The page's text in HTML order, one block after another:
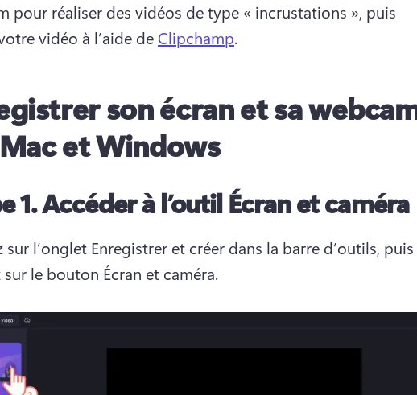
pour réaliser des vidéos de type « incrustations », puis
vidéo à l’aide de Clipchamp.
son écran et sa
et Windows
1.Accéder à l’outil Écran et caméra
sur l’onglet Enregistrer et créer dans la barre d’outils, puis
le bouton Écran et caméra.